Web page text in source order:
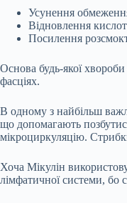
Усунення
Відновлення
Посилення
Основа будь-якої
фасціях.
В одному з найбільш
що допомагають
мікроциркуляцію.
Хоча Мікулін
лімфатичної системи, бо